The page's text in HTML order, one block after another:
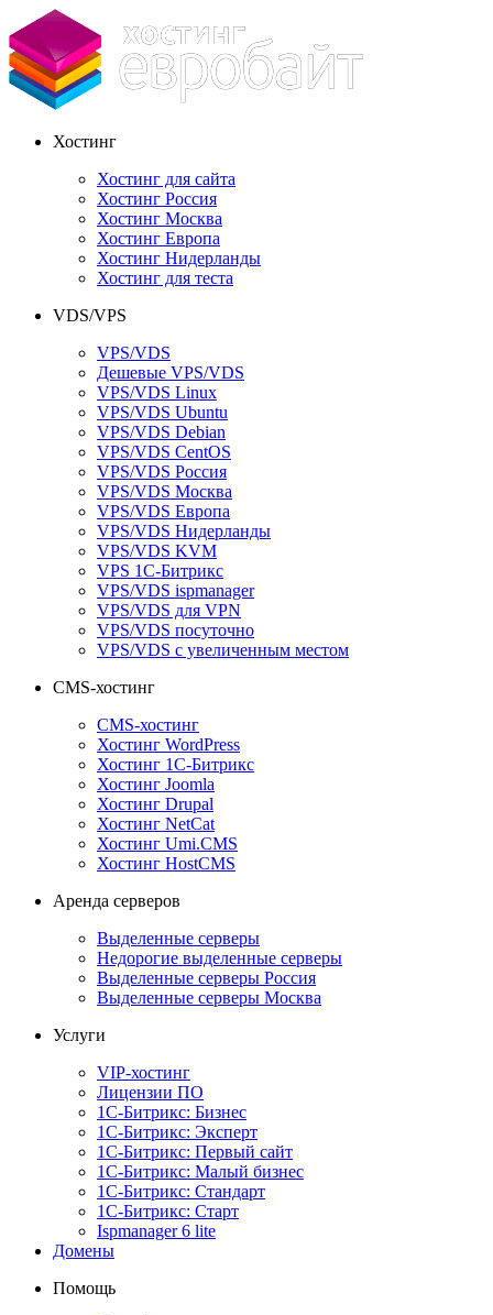
Хостинг
Хостинг для сайта
Хостинг Россия
Хостинг Москва
Хостинг Европа
Хостинг Нидерланды
Хостинг для теста
VDS/VPS
VPS/VDS
Дешевые VPS/VDS
VPS/VDS Linux
VPS/VDS Ubuntu
VPS/VDS Debian
VPS/VDS CentOS
VPS/VDS Россия
VPS/VDS Москва
VPS/VDS Европа
VPS/VDS Нидерланды
VPS/VDS KVM
VPS 1С-Битрикс
VPS/VDS ispmanager
VPS/VDS для VPN
VPS/VDS посуточно
VPS/VDS с увеличенным местом
CMS-хостинг
CMS-хостинг
Хостинг WordPress
Хостинг 1С-Битрикс
Хостинг Joomla
Хостинг Drupal
Хостинг NetCat
Хостинг Umi.CMS
Хостинг HostCMS
Аренда серверов
Выделенные серверы
Недорогие выделенные серверы
Выделенные серверы Россия
Выделенные серверы Москва
Услуги
VIP-хостинг
Лицензии ПО
1С-Битрикс: Бизнес
1С-Битрикс: Эксперт
1С-Битрикс: Первый сайт
1С-Битрикс: Малый бизнес
1С-Битрикс: Стандарт
1С-Битрикс: Старт
Ispmanager 6 lite
Домены
Помощь